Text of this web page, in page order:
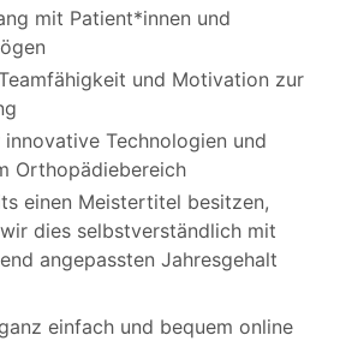
mit Patient*innen und
und Motivation zur
Technologien und
Orthopädiebereich
einen Meistertitel besitzen,
dies selbstverständlich mit
angepassten Jahresgehalt
einfach und bequem online